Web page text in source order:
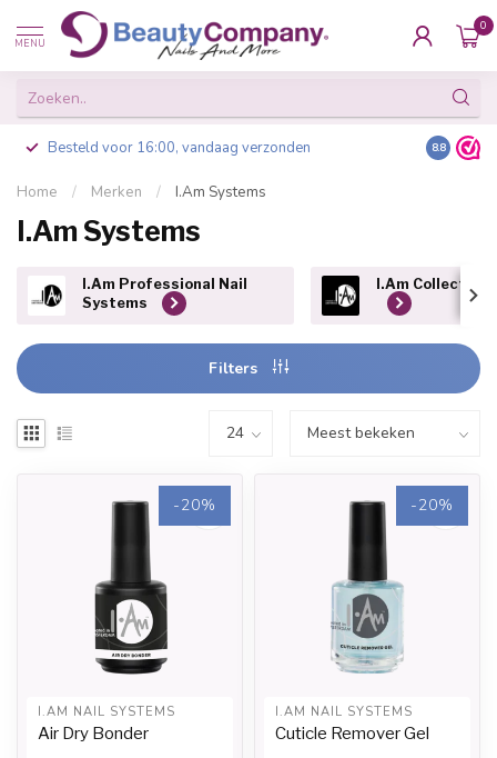
MENU
0
Besteld voor 16:00, vandaag verzonden 8.8
Home / Merken / I.Am Systems
I.Am Systems
I.Am Professional Nail
Systems
I.Am Collection
Filters
-20%
I.AM NAIL SYSTEMS
Air Dry Bonder
-20%
I.AM NAIL SYSTEMS
Cuticle Remover Gel